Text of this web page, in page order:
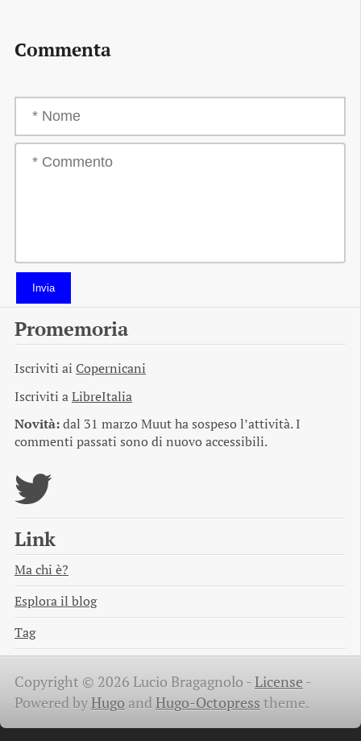
Commenta
Invia
Promemoria
Iscriviti ai Copernicani
Iscriviti aLibreItalia
Novità:dal 31 marzo Muut ha sospeso l’attività. I
commenti passati sono di nuovo accessibili.
Link
Ma chi è?
Esplora il blog
Tag
Copyright © 2026 Lucio Bragagnolo -License -
Powered byHugo and Hugo-Octopress theme.